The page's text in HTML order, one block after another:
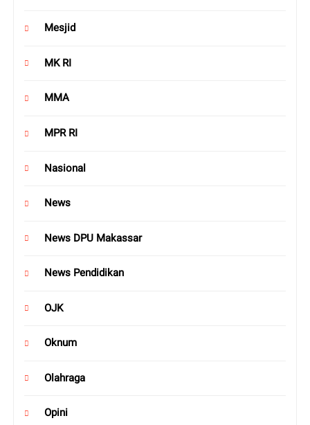
Mesjid
MK RI
MMA
MPR RI
Nasional
News
News DPU Makassar
News Pendidikan
OJK
Oknum
Olahraga
Opini